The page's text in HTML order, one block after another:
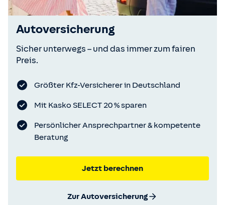
Autoversicherung
Sicher unterwegs – und das immer zum fairen
Preis.
Größter Kfz-Versicherer in Deutschland
Mit Kasko SELECT 20 % sparen
Persönlicher Ansprechpartner & kompetente
Beratung
Jetzt berechnen
Zur Autoversicherung